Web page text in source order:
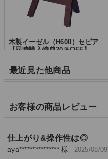
セピア
】
最近見た他商品
お客様の商品レビュー
仕上がり&操作性は◎
aya*************** 様 2025/08/09